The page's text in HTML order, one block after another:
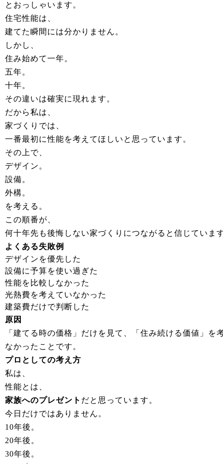
とおっしゃいます。
住宅性能は、
建てた瞬間には分かりません。
しかし、
住み始めて一年。
五年。
十年。
その違いは確実に現れます。
だから私は、
家づくりでは、
一番最初に性能を考えてほしいと思っています。
その上で、
デザイン。
設備。
外構。
を考える。
この順番が、
何十年先も後悔しない家づくりにつながると信じていま
よくある失敗例
デザインを優先した
設備に予算を使い過ぎた
性能を比較しなかった
光熱費を考えていなかった
建築費だけで判断した
原因
「建てる時の価格」だけを見て、「住み続ける価値」を
なかったことです。
プロとしての考え方
私は、
性能とは、
家族へのプレゼント だと思っています。
今日だけではありません。
10年後。
20年後。
30年後。